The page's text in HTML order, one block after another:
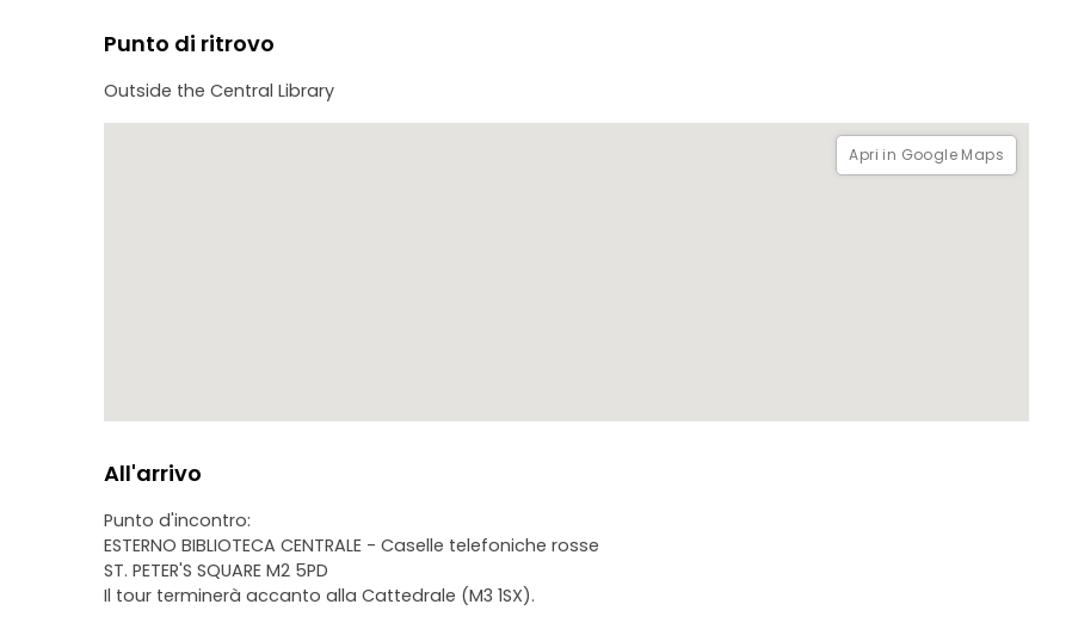
Punto di ritrovo
Outside the Central Library
Apri in Google Maps
All'arrivo
Punto d'incontro:
ESTERNO BIBLIOTECA CENTRALE - Caselle telefoniche rosse
ST. PETER'S SQUARE M2 5PD
Il tour terminerà accanto alla Cattedrale (M3 1SX).